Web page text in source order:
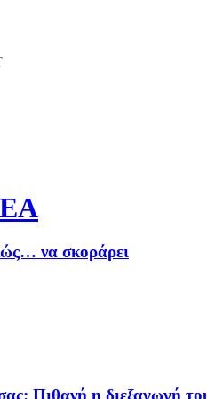
να σκοράρει